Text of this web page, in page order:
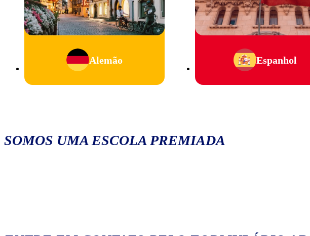
Alemão Espanhol
SOMOS UMA ESCOLA PREMIADA